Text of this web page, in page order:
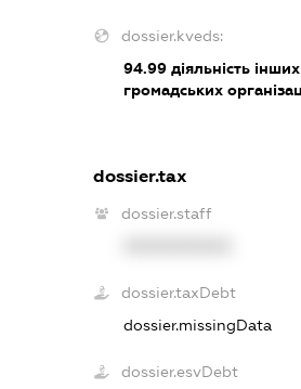
dossier.kveds:
94.99діяльність інших
громадських
dossier.tax
dossier.staff
dossier.taxDebt
dossier.missingData
dossier.esvDebt